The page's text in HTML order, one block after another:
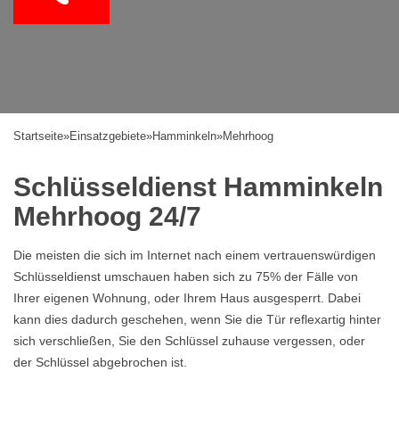
Startseite»Einsatzgebiete»Hamminkeln»Mehrhoog
Schlüsseldienst Hamminkeln
Mehrhoog 24/7
Die meisten die sich im Internet nach einem vertrauenswürdigen
Schlüsseldienst umschauen haben sich zu 75% der Fälle von
Ihrer eigenen Wohnung, oder Ihrem Haus ausgesperrt. Dabei
kann dies dadurch geschehen, wenn Sie die Tür reflexartig hinter
sich verschließen, Sie den Schlüssel zuhause vergessen, oder
der Schlüssel abgebrochen ist.